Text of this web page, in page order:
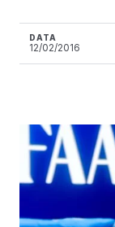
DATA
12/02/2016